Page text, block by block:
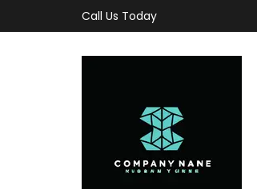
au
Call Us Today